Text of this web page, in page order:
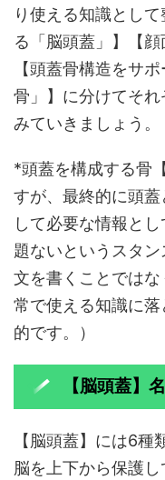
り使える知識とし
る「脳頭蓋」】【顔
【頭蓋骨構造をサ
骨」】に分けてそれ
みていきましょう。
*頭蓋を構成する骨
すが、最終的に頭
して必要な情報と
題ないというスタ
文を書くことでは
常で使える知識に
的です。）
【脳頭蓋】
【脳頭蓋】には6種
脳を上下から保護